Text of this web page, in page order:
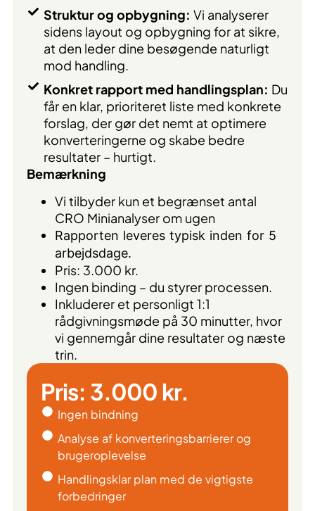
Struktur og opbygning: Vi analyserer
sidens layout og opbygning for at sikre,
at den leder dine besøgende naturligt
mod handling.
Konkret rapport med handlingsplan: Du
får en klar, prioriteret liste med konkrete
forslag, der gør det nemt at optimere
konverteringerne og skabe bedre
resultater – hurtigt.
Bemærkning
Vi tilbyder kun et begrænset antal
CRO Minianalyser om ugen
Rapporten leveres typisk inden for 5
arbejdsdage.
Pris: 3.000 kr.
Ingen binding – du styrer processen.
Inkluderer et personligt 1:1
rådgivningsmøde på 30 minutter, hvor
vi gennemgår dine resultater og næste
trin.
Pris: 3.000 kr.
Ingen bindning
Analyse af konverteringsbarrierer og
brugeroplevelse
Handlingsklar plan med de vigtigste
forbedringer